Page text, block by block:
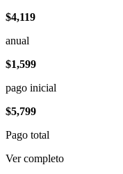
$4,119
anual
$1,599
pago inicial
$5,799
Pago total
Ver completo